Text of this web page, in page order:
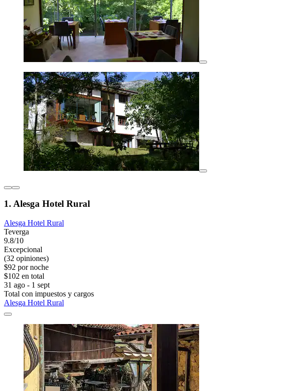
1. Alesga Hotel Rural
Alesga Hotel Rural
Teverga
9.8/10
Excepcional
(32 opiniones)
$92 por noche
$102 en total
31 ago - 1 sept
Total con impuestos y cargos
Alesga Hotel Rural